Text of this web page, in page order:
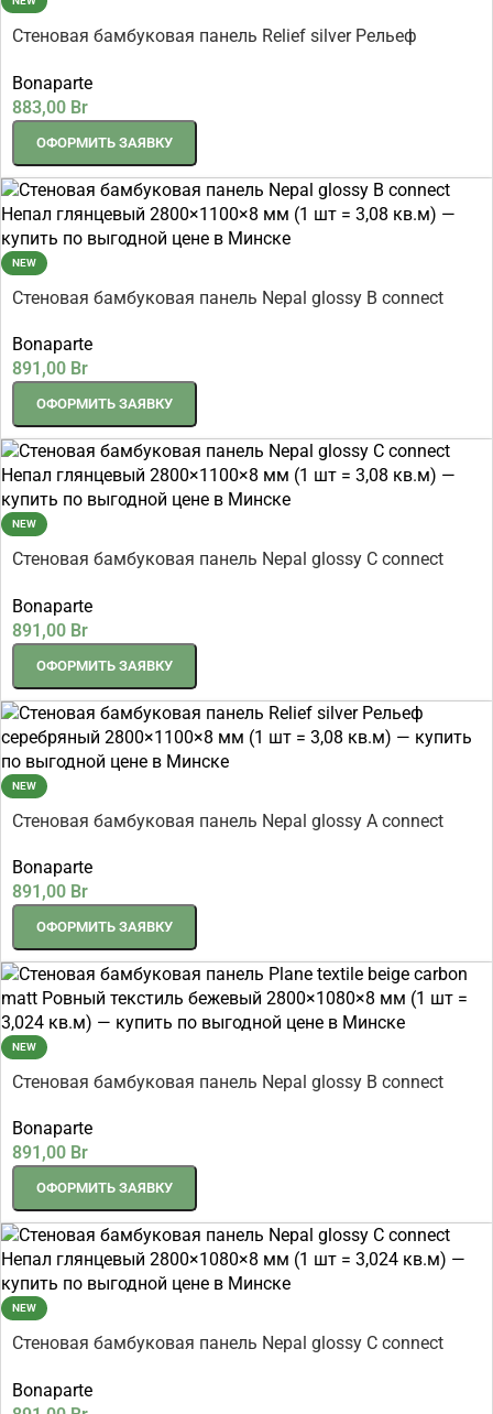
Стеновая бамбуковая панель Relief silver Рельеф
Bonaparte
883,00 Br
ОФОРМИТЬ ЗАЯВКУ
NEW
Стеновая бамбуковая панель Nepal glossy B connect
Bonaparte
891,00 Br
ОФОРМИТЬ ЗАЯВКУ
NEW
Стеновая бамбуковая панель Nepal glossy C connect
Bonaparte
891,00 Br
ОФОРМИТЬ ЗАЯВКУ
NEW
Стеновая бамбуковая панель Nepal glossy A connect
Bonaparte
891,00 Br
ОФОРМИТЬ ЗАЯВКУ
NEW
Стеновая бамбуковая панель Nepal glossy B connect
Bonaparte
891,00 Br
ОФОРМИТЬ ЗАЯВКУ
NEW
Стеновая бамбуковая панель Nepal glossy C connect
Bonaparte